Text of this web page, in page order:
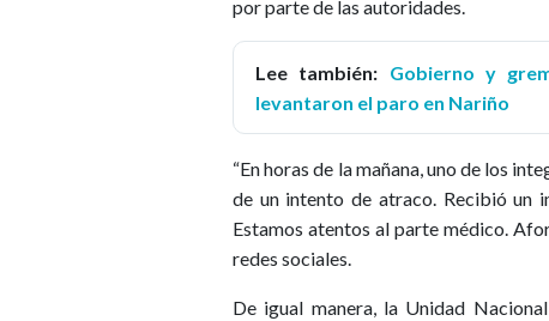
por parte de las autoridades.
Lee también: Gobierno y
levantaron el paro en Nariño
“En horas de la mañana, uno de los
de un intento de atraco. Recibió un
Estamos atentos al parte médico.
redes sociales.
De igual manera, la Unidad